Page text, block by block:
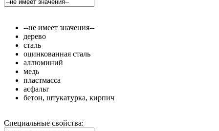
--не имеет значения--
дерево
сталь
оцинкованная сталь
аллюминий
медь
пластмасса
асфальт
бетон, штукатурка, кирпич
Специальные свойства: